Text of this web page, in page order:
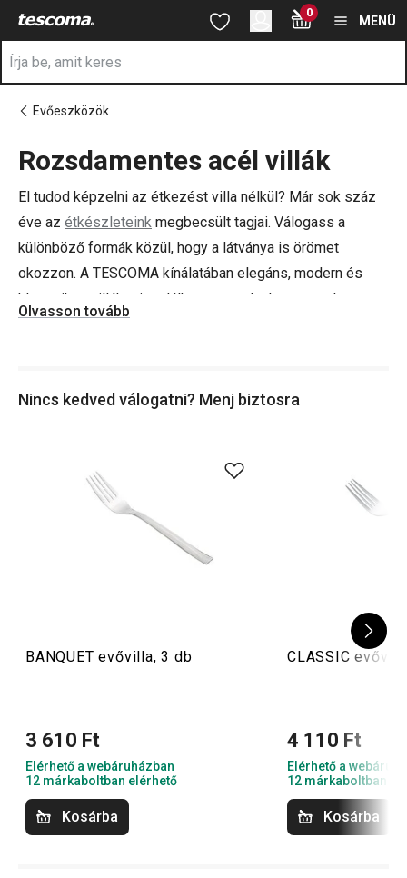
Ugrás a fő tartalomhoz
Ugrás a kereséshez
Ugrás a navigációhoz 0
MENÜ
Evőeszközök
Rozsdamentes acél villák
El tudod képzelni az étkezést villa nélkül? Már sok száz
éve az étkészleteink megbecsült tagjai. Válogass a
különböző formák közül, hogy a látványa is örömet
okozzon. A TESCOMA kínálatában elegáns, modern és
klasszikus villákat is találhatsz, amelyek nem csak
nélkülözhetetlen eszközei, hanem vonzó kiegészítői is a
Tipp: Mi az, amiből soha nincs elég?A kések
Olvasson tovább
Nincs kedved válogatni? Menj biztosra
BANQUET evővilla, 3 db
3 610 Ft
Elérhető a webáruházban
12 márkaboltban elérhető
Kosárba
CLASSIC
4 110 Ft
Elérhető a
12 márkaboltban
Kosárba